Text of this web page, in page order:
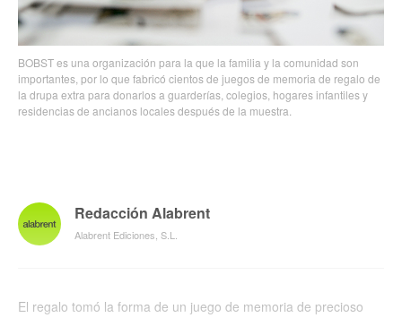
BOBST es una organización para la que la familia y la comunidad son
importantes, por lo que fabricó cientos de juegos de memoria de regalo de
la drupa extra para donarlos a guarderías, colegios, hogares infantiles y
residencias de ancianos locales después de la muestra.
Redacción Alabrent
Alabrent Ediciones, S.L.
El regalo tomó la forma de un juego de memoria de precioso